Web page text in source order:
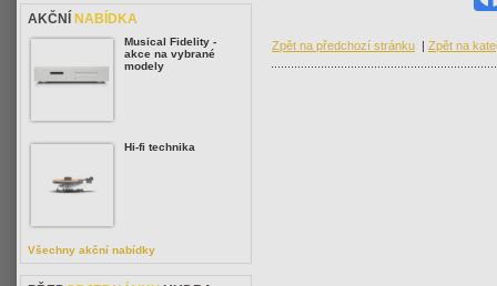
Zpět na předchozí stránku Zpět na
AKČNÍ NABÍDKA
Musical Fidelity -
akce na vybrané
modely
Hi-fi technika
Všechny akční nabídky